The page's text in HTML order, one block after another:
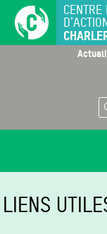
CENTRE
LIENS